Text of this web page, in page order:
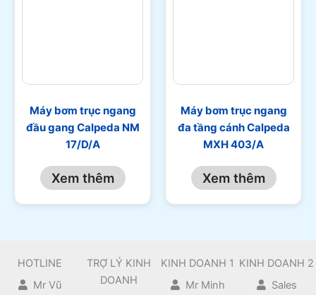
Máy bơm trục ngang
đầu gang Calpeda NM
17/D/A
Xem thêm
Máy bơm trục ngang
đa tầng cánh Calpeda
MXH 403/A
Xem thêm
HOTLINE
Mr Vũ
TRỢ LÝ KINH
DOANH
KINH DOANH 1
Mr Minh
KINH DOANH 2
Sales